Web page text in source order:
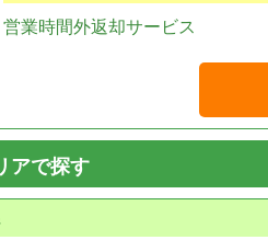
営業時間外返却サービス
アで探す